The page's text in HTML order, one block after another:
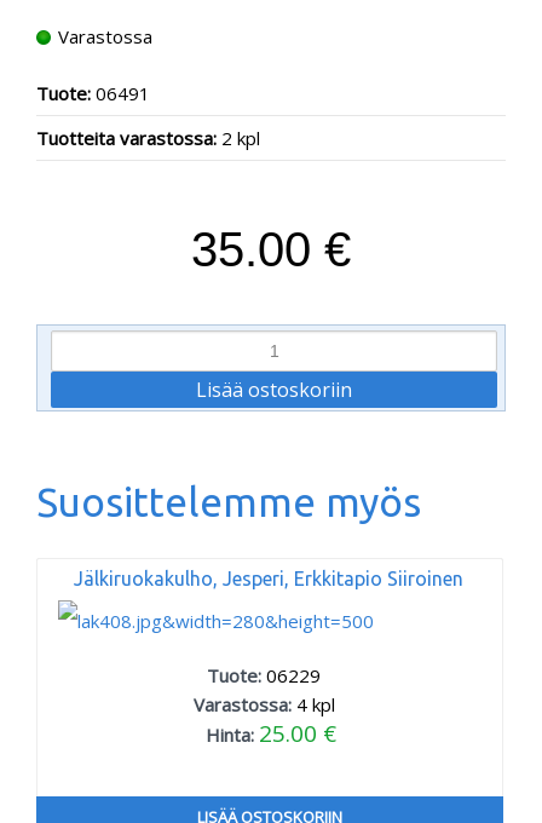
Varastossa
Tuote: 06491
Tuotteita varastossa: 2 kpl
35.00 €
Suosittelemme myös
Jälkiruokakulho, Jesperi, Erkkitapio Siiroinen
Tuote:06229
Varastossa: 4kpl
Hinta: 25.00 €
LISÄÄ OSTOSKORIIN